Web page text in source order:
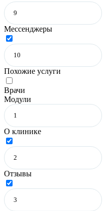
Мессенджеры
Похожие услуги
Врачи
Модули
О клинике
Отзывы